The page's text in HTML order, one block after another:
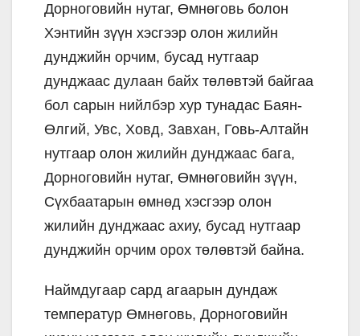
Дорноговийн нутаг, Өмнөговь болон
Хэнтийн зүүн хэсгээр олон жилийн
дунджийн орчим, бусад нутгаар
дунджаас дулаан байх төлөвтэй байгаа
бол сарын нийлбэр хур тунадас Баян-
Өлгий, Увс, Ховд, Завхан, Говь-Алтайн
нутгаар олон жилийн дунджаас бага,
Дорноговийн нутаг, Өмнөговийн зүүн,
Сүхбаатарын өмнөд хэсгээр олон
жилийн дунджаас ахиу, бусад нутгаар
дунджийн орчим орох төлөвтэй байна.
Наймдугаар сард агаарын дундаж
температур Өмнөговь, Дорноговийн